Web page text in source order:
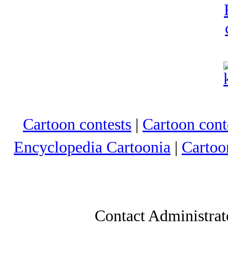
Cartoon contests | Cartoon
Encyclopedia Cartoonia |
Contact